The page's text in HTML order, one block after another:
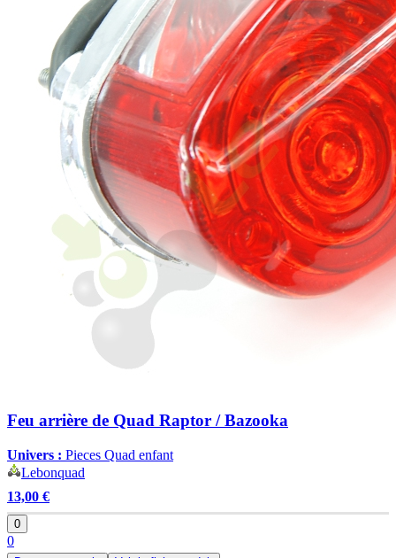
Feu arrière de Quad Raptor / Bazooka
Univers : Pieces Quad enfant
Lebonquad
13,00 €
0
0